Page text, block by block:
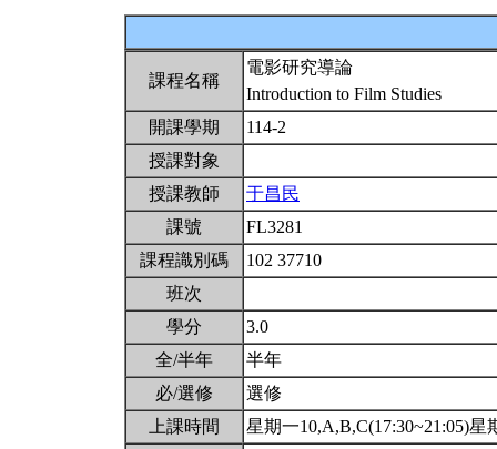
課程名稱
電影研究導論
Introduction to Film Studies
開課學期
114-2
授課對象
授課教師
于昌民
課號
FL3281
課程識別碼
102 37710
班次
學分
3.0
全/半年
半年
必/選修
選修
上課時間
星期一10,A,B,C(17:30~21:05)星